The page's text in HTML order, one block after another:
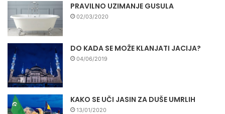
PRAVILNO UZIMANJE GUSULA
02/03/2020
DO KADA SE MOŽE KLANJATI JACIJA?
04/06/2019
KAKO SE UČI JASIN ZA DUŠE UMRLIH
13/01/2020